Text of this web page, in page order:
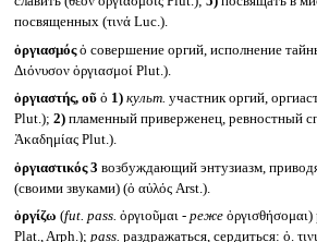
посвященных (τινά Luc.).
ὀργιασμόςὁ совершение оргий, исполнение
Διόνυσον ὀργιασμοί Plut.).
ὀργιαστής, οῦὁ 1) культ. участник оргий,
Plut.); 2)пламенный приверженец, ревностный
Ἀκαδημίας Plut.).
ὀργιαστικός 3 возбуждающий энтузиазм,
(своими звуками) (ὁ αὐλός Arst.).
ὀργίζω (fut. pass. ὀργιοῦμαι - режеὀργισθήσομαι)
Plat., Arph.); pass. раздражаться, сердиться: ὀ.